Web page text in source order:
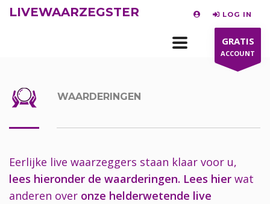
LIVEWAARZEGSTER LOG IN
GRATIS
ACCOUNT
WAARDERINGEN
Eerlijke live waarzeggers staan klaar voor u,
lees hieronder de waarderingen. Lees hier wat
anderen over onze helderwetende live